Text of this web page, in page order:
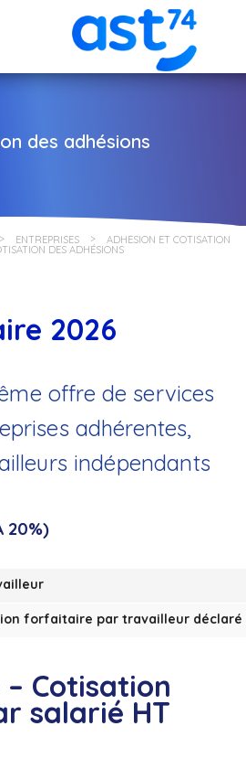
des adhésions
ENTREPRISES ADHÉSION ET COTISATION
DES ADHÉSIONS
2026
offre de services
adhérentes,
indépendants
20%)
forfaitaire par travailleur déclaré
– Cotisation
salarié HT